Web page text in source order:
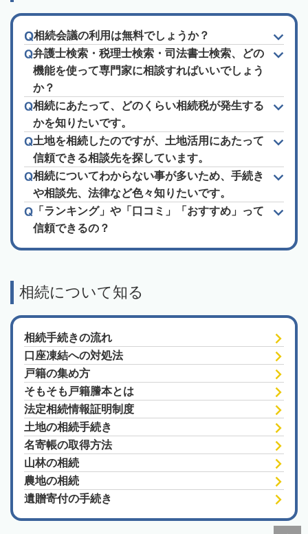
相続会議の利用は無料でしょうか？
弁護士検索・税理士検索・司法書士検索、どの
機能を使って専門家に相談すればいいでしょう
か？
相続にあたって、どのくらい相続税が発生する
かを知りたいです。
土地を相続したのですが、土地活用にあたって
信頼できる相談先を探しています。
相続についてわからない事が多いため、手続き
や相談先、法律など色々知りたいです。
「ランキング」や「口コミ」「おすすめ」って
信頼できるの？
相続について知る
相続手続きの流れ
口座凍結への対処法
戸籍の集め方
そもそも戸籍謄本とは
法定相続情報証明制度
土地の相続手続き
名寄帳の取得方法
山林の相続
農地の相続
遺贈寄付の手続き